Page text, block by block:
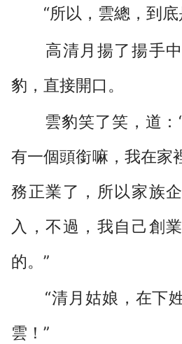
“所以，雲總，到底
高清月揚了揚手中
豹，直接開口。
雲豹笑了笑，道：“
有一個頭銜嘛，我在家
務正業了，所以家族
入，不過，我自己創
的。”
“清月姑娘，在下姓
雲！”